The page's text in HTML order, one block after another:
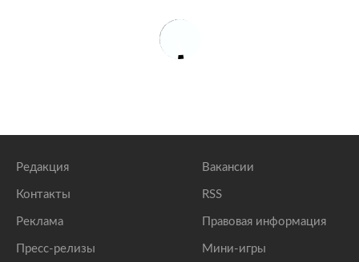
Редакция
Контакты
Реклама
Пресс-релизы
Вакансии
RSS
Правовая информация
Мини-игры